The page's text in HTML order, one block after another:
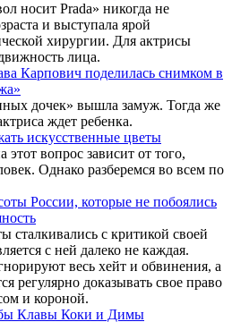
носит Prada» никогда не
и выступала ярой
хирургии. Для актрисы
лица.
Карпович поделилась снимком в
дочек» вышла замуж. Тогда же
ждет ребенка.
искусственные цветы
вопрос зависит от того,
Однако разберемся во всем по
России, которые не побоялись
сталкивались с критикой своей
с ней далеко не каждая.
весь хейт и обвинения, а
регулярно доказывать свое право
и короной.
Клавы Коки и Димы